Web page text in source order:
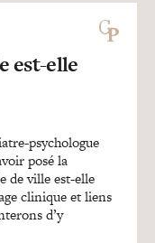
est-elle
psychologue
posé la
de ville est-elle
clinique et liens
d’y